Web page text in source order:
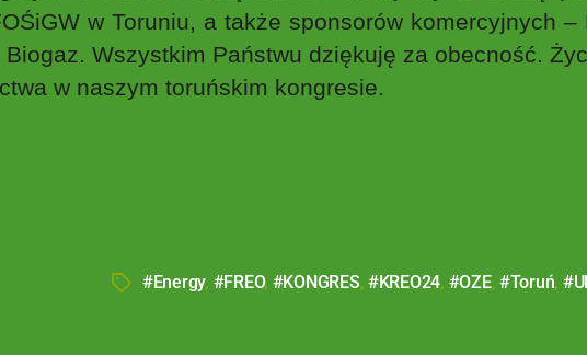
w Toruniu, a także sponsorów komercyjnych
Biogaz. Wszystkim Państwu dziękuję za obecność.
w naszym toruńskim kongresie.
#Energy, #FREO, #KONGRES,#KREO24, #OZE,#Toruń,